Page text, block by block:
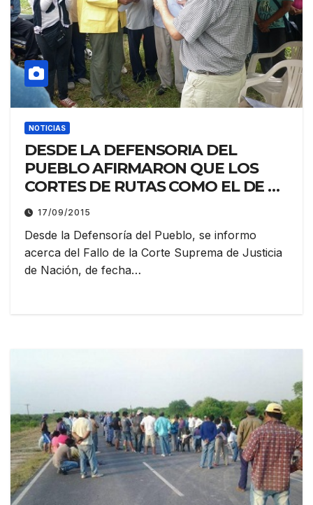
NOTICIAS
DESDE LA DEFENSORIA DEL
PUEBLO AFIRMARON QUE LOS
CORTES DE RUTAS COMO EL DE LA
PRIMAVERA EN SU MOMENTO Y EL
DE RIACHO DE ORO
ACTUALMENTE, “LO UNICO QUE
LOGRAN ES PERJUDICAR A LOS
INTEGRANTES DE LAS
17/09/2015
Desde la Defensoría del Pueblo, se informo
acerca del Fallo de la Corte Suprema de Justicia
de Nación, de fecha…